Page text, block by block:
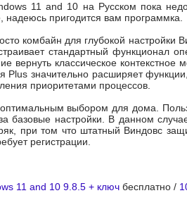
11 and 10 на Русском пока
пригодится вам программка.
комбайн для глубокой
стандартный функционал
вернуть классическое
Plus значительно расширяет
приоритетами процессов.
выбором для дома.
базовые настройки. В данном
при том что штатный Виндовс
регистрации.
11 and 10 9.8.5 + ключ бесплатно /